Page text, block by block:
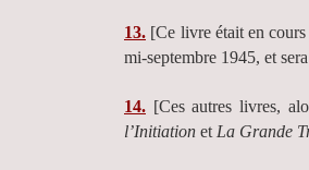
13. [Ce livre était en
mi-septembre 1945, et
14. [Ces autres livres,
l’Initiation et La Grande